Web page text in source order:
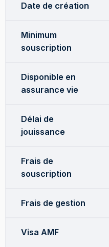
Date de création
Minimum
souscription
Disponible en
assurance vie
Délai de
jouissance
Frais de
souscription
Frais de gestion
Visa AMF